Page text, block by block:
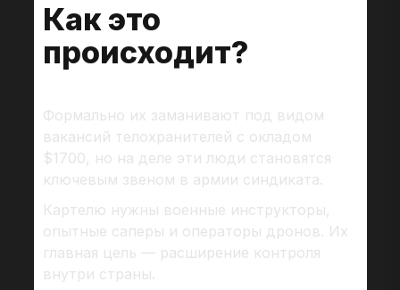
Как это
происходит?
Формально их заманивают под видом
вакансий телохранителей с окладом
$1700, но на деле эти люди становятся
ключевым звеном в армии синдиката.
Картелю нужны военные инструкторы,
опытные саперы и операторы дронов. Их
главная цель — расширение контроля
внутри страны.